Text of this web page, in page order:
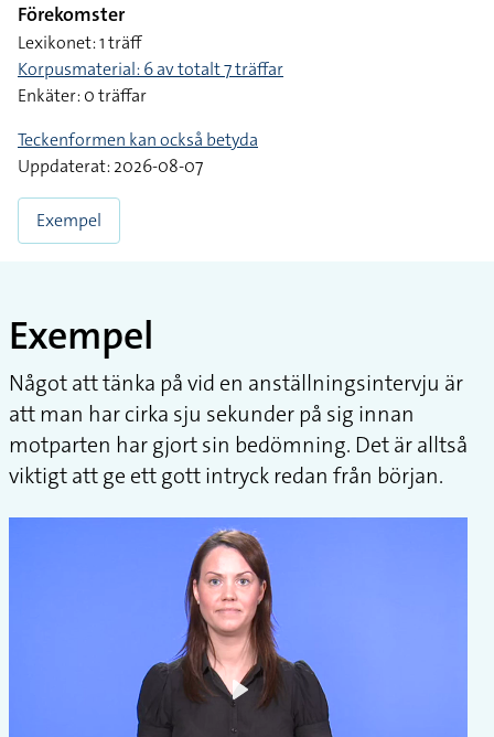
Förekomster
Lexikonet: 1 träff
Korpusmaterial: 6 av totalt 7 träffar
Enkäter: 0 träffar
Teckenformen kan också betyda
Uppdaterat: 2026-08-07
Exempel
Exempel
Något att tänka på vid en anställningsintervju är
att man har cirka sju sekunder på sig innan
motparten har gjort sin bedömning. Det är alltså
viktigt att ge ett gott intryck redan från början.
Play